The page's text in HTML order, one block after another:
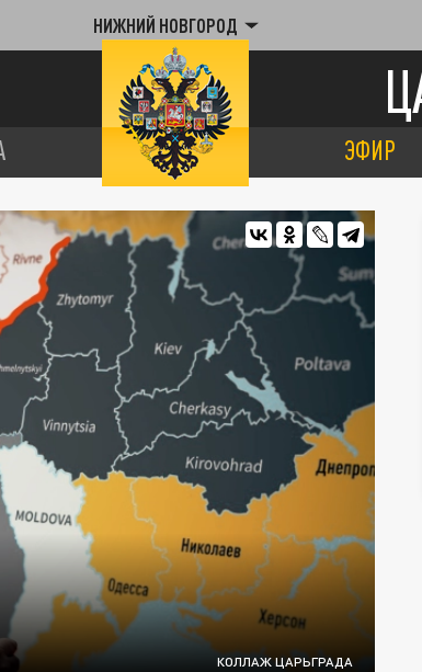
НИЖНИЙ НОВГОРОД
ЭФИР
КОЛЛАЖ ЦАРЬГРАДА